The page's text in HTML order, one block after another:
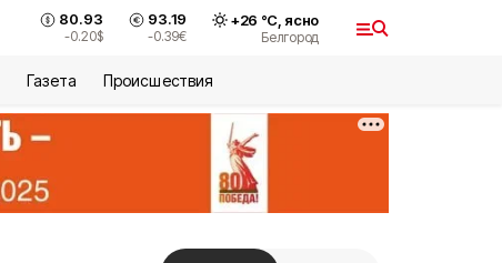
80.93
-0.20$
93.19
-0.39€
+26 °С, ясно
Белгород
Газета Происшествия